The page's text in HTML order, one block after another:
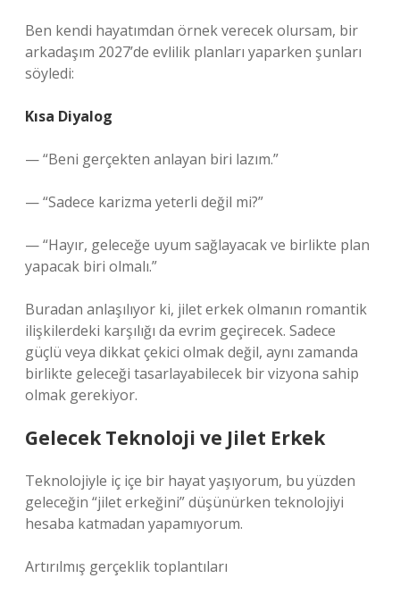
Ben kendi hayatımdan örnek verecek olursam, bir
arkadaşım 2027’de evlilik planları yaparken şunları
söyledi:
Kısa Diyalog
— “Beni gerçekten anlayan biri lazım.”
— “Sadece karizma yeterli değil mi?”
— “Hayır, geleceğe uyum sağlayacak ve birlikte plan
yapacak biri olmalı.”
Buradan anlaşılıyor ki, jilet erkek olmanın romantik
ilişkilerdeki karşılığı da evrim geçirecek. Sadece
güçlü veya dikkat çekici olmak değil, aynı zamanda
birlikte geleceği tasarlayabilecek bir vizyona sahip
olmak gerekiyor.
Gelecek Teknoloji ve Jilet Erkek
Teknolojiyle iç içe bir hayat yaşıyorum, bu yüzden
geleceğin “jilet erkeğini” düşünürken teknolojiyi
hesaba katmadan yapamıyorum.
Artırılmış gerçeklik toplantıları